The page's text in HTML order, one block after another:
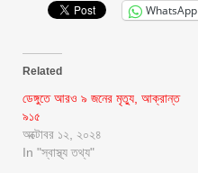
WhatsApp
Related
ডেঙ্গুতে আরও ৯ জনের মৃত্যু, আক্রান্ত
৯১৫
অক্টোবর ১২, ২০২৪
In "স্বাস্থ্য তথ্য"